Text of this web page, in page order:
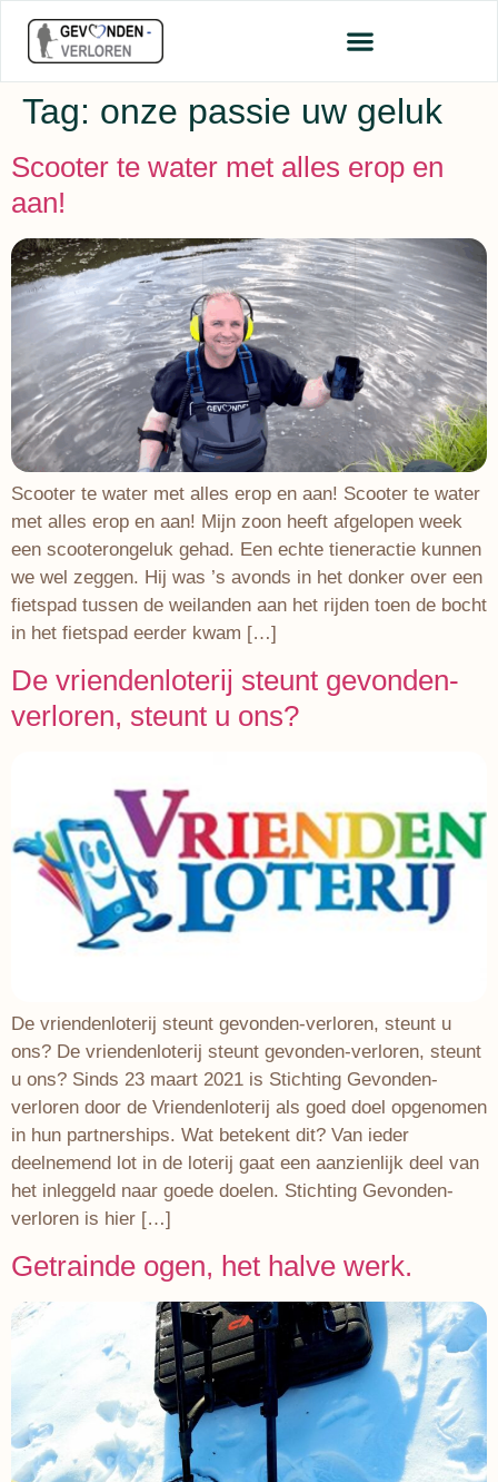
Tag: onze passie uw geluk
Scooter te water met alles erop en
aan!
Scooter te water met alles erop en aan! Scooter te water
met alles erop en aan! Mijn zoon heeft afgelopen week
een scooterongeluk gehad. Een echte tieneractie kunnen
we wel zeggen. Hij was ’s avonds in het donker over een
fietspad tussen de weilanden aan het rijden toen de bocht
in het fietspad eerder kwam […]
De vriendenloterij steunt gevonden-
verloren, steunt u ons?
De vriendenloterij steunt gevonden-verloren, steunt u
ons? De vriendenloterij steunt gevonden-verloren, steunt
u ons? Sinds 23 maart 2021 is Stichting Gevonden-
verloren door de Vriendenloterij als goed doel opgenomen
in hun partnerships. Wat betekent dit? Van ieder
deelnemend lot in de loterij gaat een aanzienlijk deel van
het inleggeld naar goede doelen. Stichting Gevonden-
verloren is hier […]
Getrainde ogen, het halve werk.